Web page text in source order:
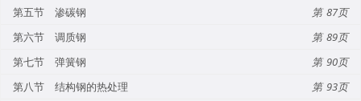
第五节 渗碳钢
87
第六节 调质钢
89
第七节 弹簧钢
90
第八节 结构钢的热处理
93